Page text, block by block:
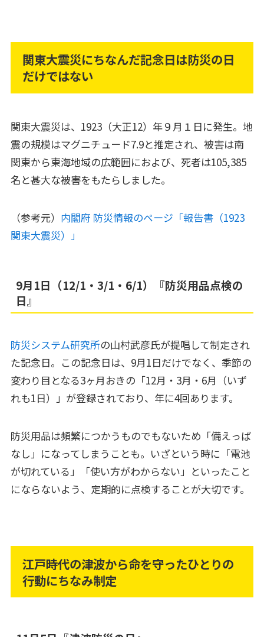
関東大震災にちなんだ記念日は防災の日
だけではない
関東大震災は、1923（大正12）年９月１日に発生。地
震の規模はマグニチュード7.9と推定され、被害は南
関東から東海地域の広範囲におよび、死者は105,385
名と甚大な被害をもたらしました。
（参考元） 内閣府 防災情報のページ「報告書（1923
関東大震災）」
9月1日（12/1・3/1・6/1）『防災用品点検の
日』
防災システム研究所の山村武彦氏が提唱して制定され
た記念日。この記念日は、9月1日だけでなく、季節の
変わり目となる3ヶ月おきの「12月・3月・6月（いず
れも1日）」が登録されており、年に4回あります。
防災用品は頻繁につかうものでもないため「備えっぱ
なし」になってしまうことも。いざという時に「電池
が切れている」「使い方がわからない」といったこと
にならないよう、定期的に点検することが大切です。
江戸時代の津波から命を守ったひとりの
行動にちなみ制定